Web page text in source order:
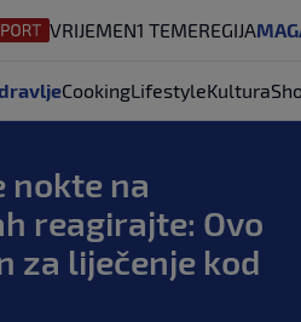
VRIJEMEN1 TEMEREGIJA
CookingLifestyleKultura
nokte na
reagirajte: Ovo
za liječenje kod